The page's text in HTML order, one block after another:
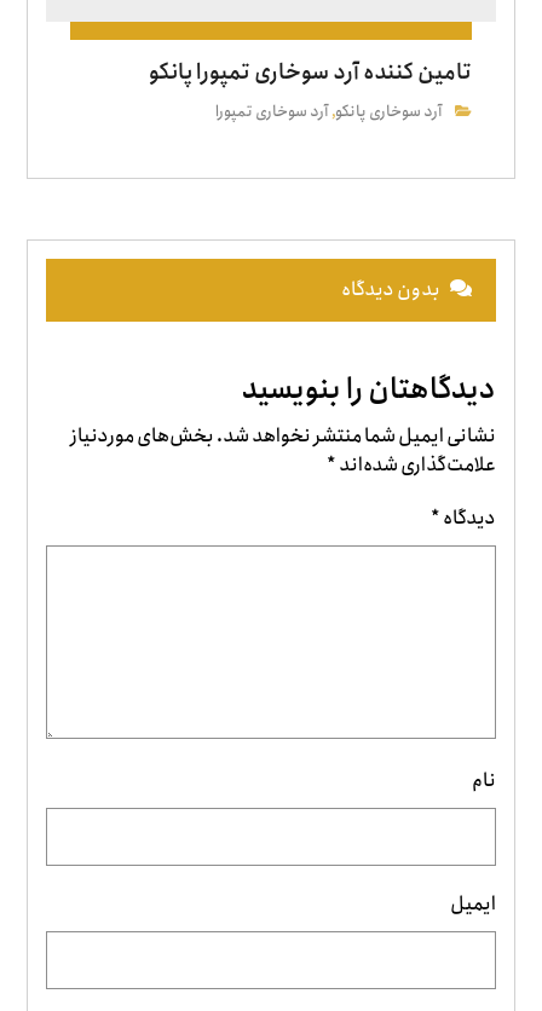
تامین کننده آرد سوخاری تمپورا پانکو
آرد سوخاری پانکو,آرد سوخاری تمپورا
بدون دیدگاه
دیدگاهتان را بنویسید
نشانی ایمیل شما منتشر نخواهد شد.بخش‌های موردنیاز
علامت‌گذاری شده‌اند*
دیدگاه*
نام
ایمیل